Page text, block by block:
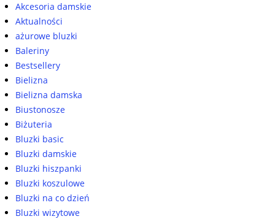
Akcesoria damskie
Aktualności
ażurowe bluzki
Baleriny
Bestsellery
Bielizna
Bielizna damska
Biustonosze
Biżuteria
Bluzki basic
Bluzki damskie
Bluzki hiszpanki
Bluzki koszulowe
Bluzki na co dzień
Bluzki wizytowe